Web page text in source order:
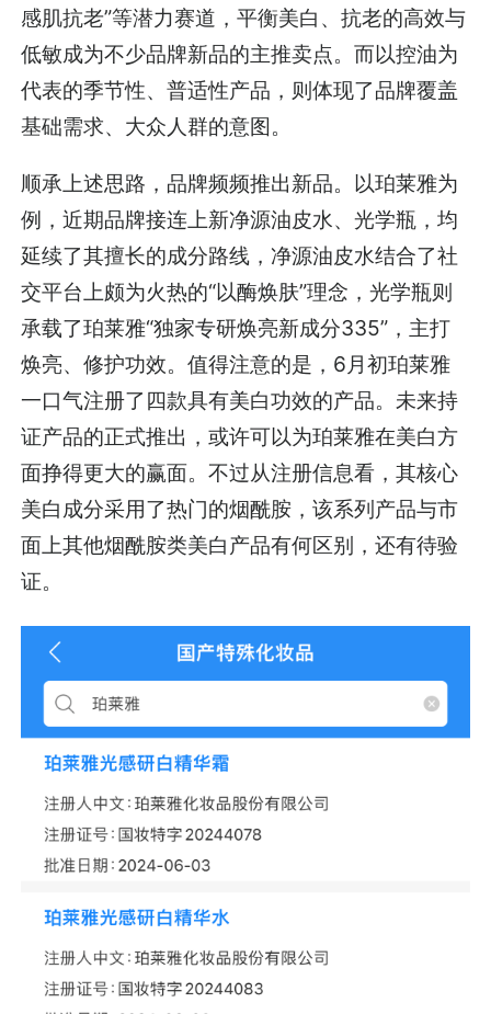
感肌抗老”等潜力赛道，平衡美白、抗老的高效与
低敏成为不少品牌新品的主推卖点。而以控油为
代表的季节性、普适性产品，则体现了品牌覆盖
基础需求、大众人群的意图。
顺承上述思路，品牌频频推出新品。以珀莱雅为
例，近期品牌接连上新净源油皮水、光学瓶，均
延续了其擅长的成分路线，净源油皮水结合了社
交平台上颇为火热的“以酶焕肤”理念，光学瓶则
承载了珀莱雅“独家专研焕亮新成分335”，主打
焕亮、修护功效。值得注意的是，6月初珀莱雅
一口气注册了四款具有美白功效的产品。未来持
证产品的正式推出，或许可以为珀莱雅在美白方
面挣得更大的赢面。不过从注册信息看，其核心
美白成分采用了热门的烟酰胺，该系列产品与市
面上其他烟酰胺类美白产品有何区别，还有待验
证。